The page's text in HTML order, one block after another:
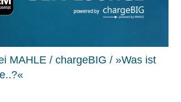
MAHLE / chargeBIG / »Was ist